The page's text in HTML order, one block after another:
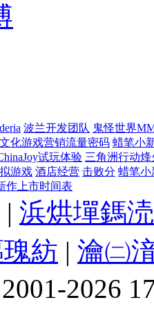
波兰开发团队 鬼怪世界
化游戏营销流量密码 蜡笔小
试玩体验 三角洲行动
游戏 酒店经营 击败分 蜡笔小
作上市时间表
| 浜烘墠鎷
紡 | 瀹㈡
2026